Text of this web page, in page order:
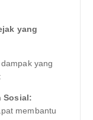
yang
yang
Sosial:
membantu